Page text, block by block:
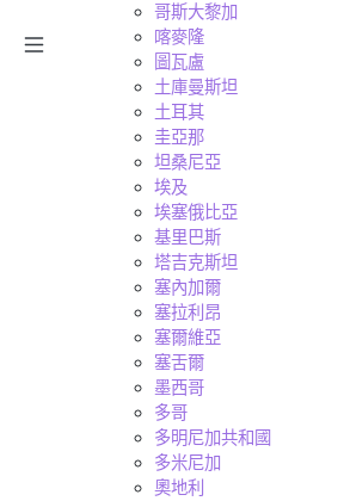
哥斯大黎加
喀麥隆
圖瓦盧
土庫曼斯坦
土耳其
圭亞那
坦桑尼亞
埃及
埃塞俄比亞
基里巴斯
塔吉克斯坦
塞內加爾
塞拉利昂
塞爾維亞
塞舌爾
墨西哥
多哥
多明尼加共和國
多米尼加
奧地利